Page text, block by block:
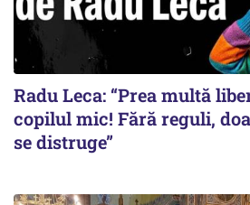
Radu Leca: “Prea multă
copilul mic! Fără reguli,
se distruge”